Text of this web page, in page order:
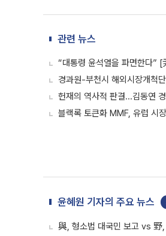
관련 뉴스
“대통령 윤석열을 파면한다”
경과원-부천시 해외시장개척
헌재의 역사적 판결...김동연
블랙록 토큰화 MMF, 유럽 시
윤혜원 기자의 주요 뉴스
與, 형소법 대국민 보고 vs 野